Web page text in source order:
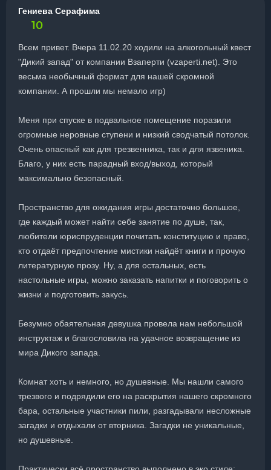
Гениева Серафима
10
Всем привет. Вчера 11.02.20 ходили на алкогольный квест
"Дикий запад" от компании Взаперти (vzaperti.net). Это
весьма необычный формат для нашей скромной
компании. А прошли мы немало игр)
Меня при спуске в подвальное помещение поразили
огромные неровные ступени и низкий сводчатый потолок.
Очень опасный как для трезвенника, так и для язвеника.
Благо, у них есть парадный вход/выход, который
максимально безопасный.
Пространство для ожидания игры достаточно большое,
где каждый может найти себе занятие по душе, так,
любители юриспруденции почитать конституцию и право,
кто отдаёт предпочтение мистики найдёт книги и прочую
литературную прозу. Ну, а для остальных, есть
настольные игры, можно заказать напитки и поговорить о
жизни и подготовить закусь.
Безумно обаятельная девушка провела нам небольшой
инструктаж и благословила на удачное возвращение из
мира Дикого запада.
Комнат хоть и немного, но душевные. Мы нашли самого
трезвого и подрядили его на раскрытия нашего скромного
бара, остальные участники пили, разгадывали несложные
загадки и отдыхали от вторника. Загадки не уникальные,
но душевные.